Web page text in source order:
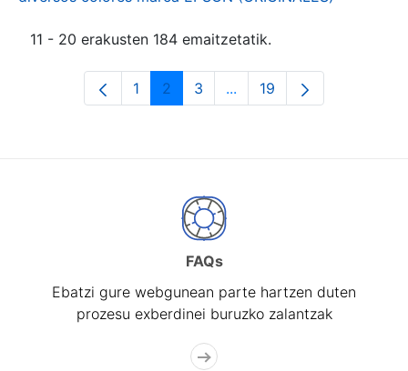
11 - 20 erakusten 184 emaitzetatik.
Orrialdea
1 Orrialdea
2 Orrialdea
3 ...Intermediate Pages Use
Orrialdea
19
FAQs
Ebatzi gure webgunean parte hartzen duten
prozesu exberdinei buruzko zalantzak